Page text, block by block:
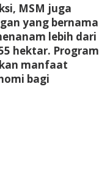
MSM juga
yang bernama
lebih dari
hektar. Program
manfaat
bagi